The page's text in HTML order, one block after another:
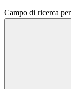
Campo di ricerca